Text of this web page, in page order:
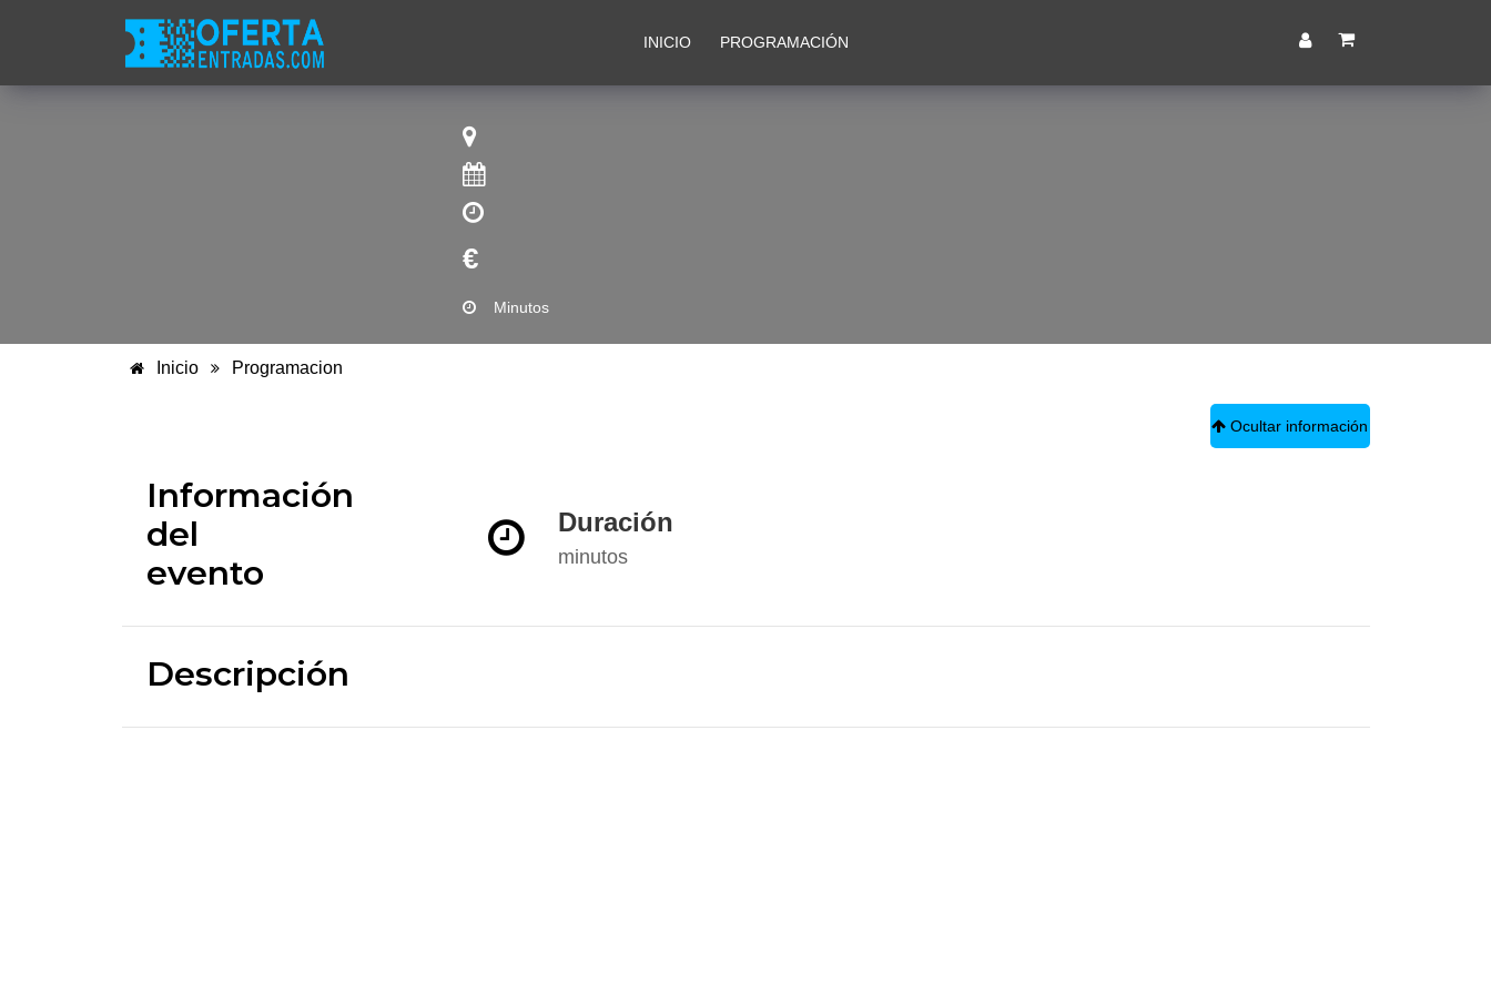
INICIO PROGRAMACIÓN
€
Minutos
Inicio Programacion
Ocultar información
Información
del
evento
Duración
minutos
Descripción